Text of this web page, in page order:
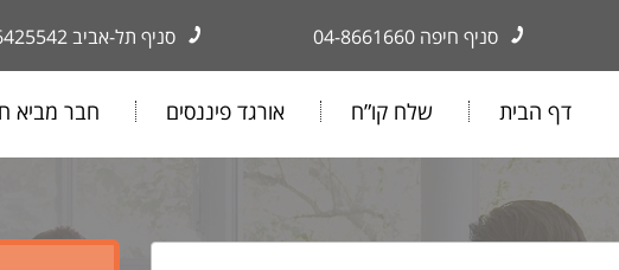
סניף חיפה 04-8661660 סניף תל-אביב
דף הבית שלח קו”ח אורגד פיננסים חבר מביא